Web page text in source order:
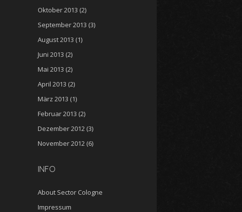
Oktober 2013 (2)
September 2013 (3)
August 2013 (1)
Juni 2013 (2)
Mai 2013 (2)
April 2013 (2)
März 2013 (1)
Februar 2013 (2)
Dezember 2012 (3)
November 2012 (6)
INFO
About Sector Cologne
Impressum